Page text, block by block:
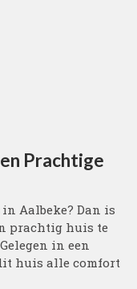
Prachtige
Aalbeke? Dan is
prachtig huis te
in een
huis alle comfort